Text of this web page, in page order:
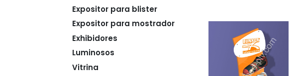
Expositor para blister
Expositor para mostrador
Exhibidores
Luminosos
Vitrina
30 cm. fondo X 180 cm.